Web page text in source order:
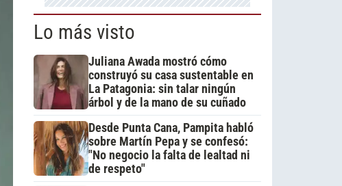
Lo más visto
Juliana Awada mostró cómo
construyó su casa sustentable en
La Patagonia: sin talar ningún
árbol y de la mano de su cuñado
Desde Punta Cana, Pampita habló
sobre Martín Pepa y se confesó:
"No negocio la falta de lealtad ni
de respeto"